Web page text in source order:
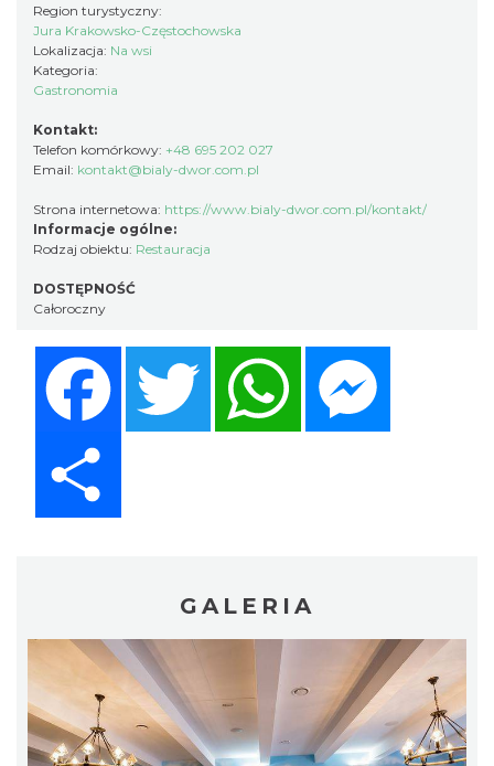
Region turystyczny:
Jura Krakowsko-Częstochowska
Lokalizacja: Na wsi
Kategoria:
Gastronomia
Kontakt:
Telefon komórkowy: +48 695 202 027
Email: kontakt@bialy-dwor.com.pl
Strona internetowa: https://www.bialy-dwor.com.pl/kontakt/
Informacje ogólne:
Rodzaj obiektu: Restauracja
DOSTĘPNOŚĆ
Całoroczny
Twitter
GALERIA